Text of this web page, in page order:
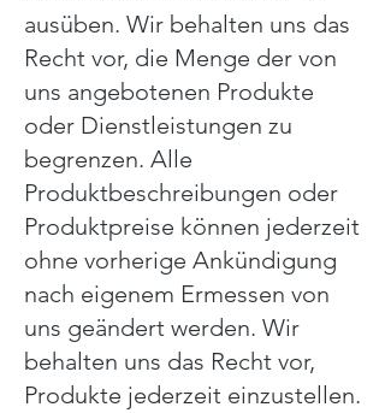
ausüben. Wir behalten uns das
Recht vor, die Menge der von
uns angebotenen Produkte
oder Dienstleistungen zu
begrenzen. Alle
Produktbeschreibungen oder
Produktpreise können jederzeit
ohne vorherige Ankündigung
nach eigenem Ermessen von
uns geändert werden. Wir
behalten uns das Recht vor,
Produkte jederzeit einzustellen.